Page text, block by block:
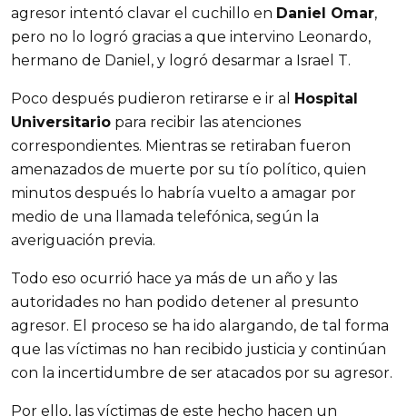
agresor intentó clavar el cuchillo en Daniel Omar,
pero no lo logró gracias a que intervino Leonardo,
hermano de Daniel, y logró desarmar a Israel T.
Poco después pudieron retirarse e ir al
Hospital
Universitario para recibir las atenciones
correspondientes. Mientras se retiraban fueron
amenazados de muerte por su tío político, quien
minutos después lo habría vuelto a amagar por
medio de una llamada telefónica, según la
averiguación previa.
Todo eso ocurrió hace ya más de un año y las
autoridades no han podido detener al presunto
agresor. El proceso se ha ido alargando, de tal forma
que las víctimas no han recibido justicia y continúan
con la incertidumbre de ser atacados por su agresor.
Por ello, las víctimas de este hecho hacen un